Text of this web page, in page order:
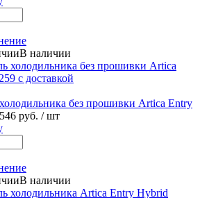
В наличии
без прошивки Artica Entry
руб. / шт
В наличии